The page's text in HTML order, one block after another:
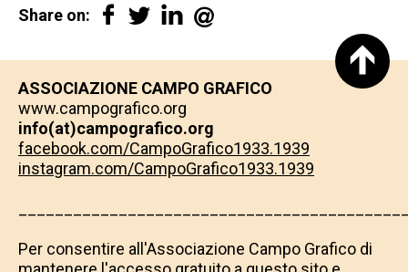
Share on:
ASSOCIAZIONE CAMPO GRAFICO
www.campografico.org
info(at)campografico.org
facebook.com/CampoGrafico1933.1939
instagram.com/CampoGrafico1933.1939
​​​​​​​Per consentire all'Associazione Campo Grafico di